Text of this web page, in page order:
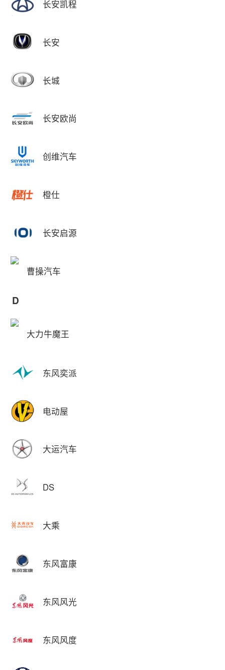
长安凯程
长安
长城
长安欧尚
创维汽车
橙仕
长安启源
曹操汽车
D
大力牛魔王
东风奕派
电动屋
大运汽车
DS
大乘
东风富康
东风风光
东风风度